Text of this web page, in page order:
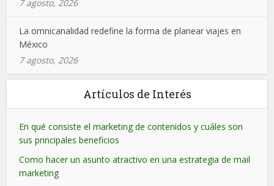
7 agosto, 2026
La omnicanalidad redefine la forma de planear viajes en
México
7 agosto, 2026
Artículos de Interés
En qué consiste el marketing de contenidos y cuáles son
sus principales beneficios
Como hacer un asunto atractivo en una estrategia de mail
marketing